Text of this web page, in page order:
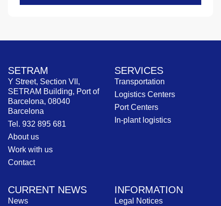
SETRAM
Y Street, Section VII,
SETRAM Building, Port of
Barcelona, 08040
Barcelona
Tel. 932 895 681
About us
Work with us
Contact
SERVICES
Transportation
Logistics Centers
Port Centers
In-plant logistics
CURRENT NEWS
News
INFORMATION
Legal Notices